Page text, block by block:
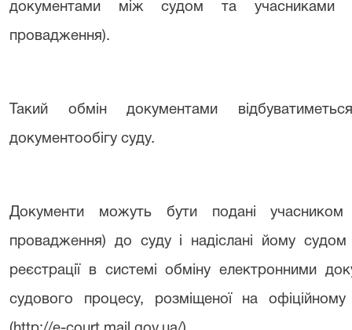
документами між судом та учасниками
провадження).
Такий обмін документами
документообігу суду.
Документи можуть бути подані учасником
провадження) до суду і надіслані йому
реєстрації в системі обміну електронними
судового процесу, розміщеної на